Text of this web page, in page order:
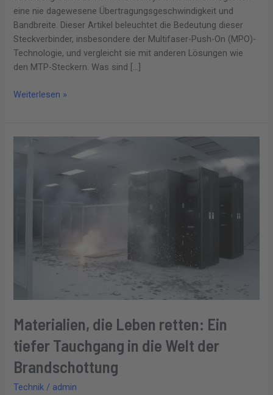
eine nie dagewesene Übertragungsgeschwindigkeit und
Bandbreite. Dieser Artikel beleuchtet die Bedeutung dieser
Steckverbinder, insbesondere der Multifaser-Push-On (MPO)-
Technologie, und vergleicht sie mit anderen Lösungen wie
den MTP-Steckern. Was sind […]
Weiterlesen »
Materialien, die Leben retten: Ein
tiefer Tauchgang in die Welt der
Brandschottung
Technik / admin
Materialien,
Brandschottung